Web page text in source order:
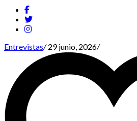
Entrevistas/29 junio, 2026/